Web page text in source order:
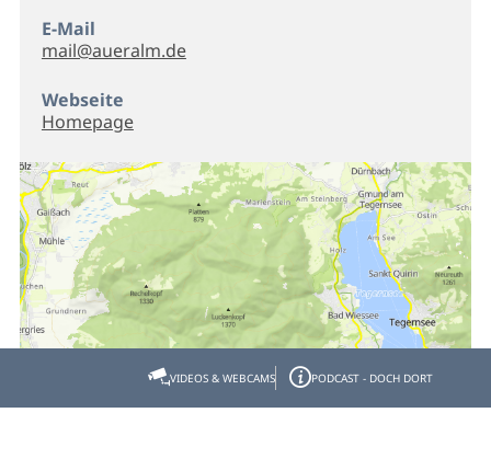
E-Mail
mail@aueralm.de
Webseite
Homepage
VIDEOS & WEBCAMS PODCAST - DOCH DORT